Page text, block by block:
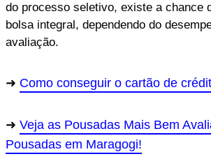
do processo seletivo, existe a chance
bolsa integral, dependendo do
avaliação.
Como conseguir o cartão de
Veja as Pousadas Mais Bem
Pousadas em Maragogi!